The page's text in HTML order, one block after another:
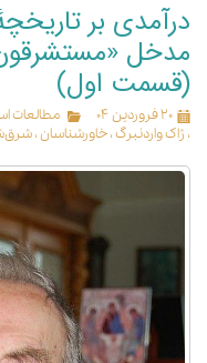
درآمدی بر
مدخل
(قسمت اول)
۲۰ فروردین ۰۴ مطالعات
، ژاک واردنبرگ،خاورشناسان،